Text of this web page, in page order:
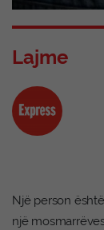
Lajme
Një person
një